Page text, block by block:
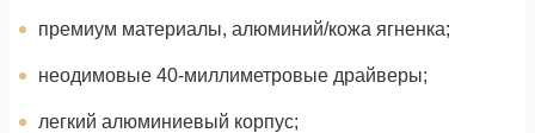
премиум материалы, алюминий/кожа ягненка;
неодимовые 40-миллиметровые драйверы;
легкий алюминиевый корпус;